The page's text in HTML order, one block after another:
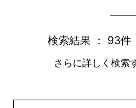
検索結果 ： 93件
さらに詳しく検索